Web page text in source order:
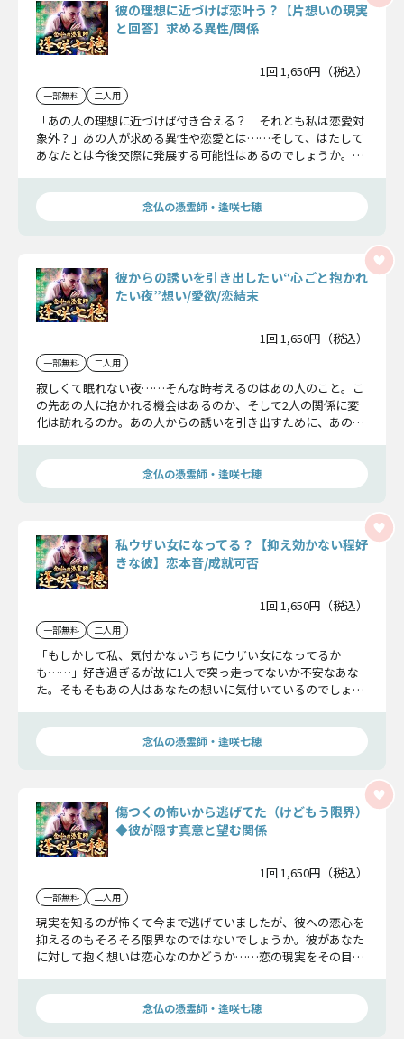
彼の理想に近づけば恋叶う？【片想いの現実
と回答】求める異性/関係
1回 1,650円（税込）
一部無料 二人用
「あの人の理想に近づけば付き合える？ それとも私は恋愛対
象外？」あの人が求める異性や恋愛とは……そして、はたして
あなたとは今後交際に発展する可能性はあるのでしょうか。恋
念仏の憑霊師・逢咲七穂
彼からの誘いを引き出したい“心ごと抱かれ
たい夜”想い/愛欲/恋結末
1回 1,650円（税込）
一部無料 二人用
寂しくて眠れない夜……そんな時考えるのはあの人のこと。こ
の先あの人に抱かれる機会はあるのか、そして2人の関係に変
化は訪れるのか。あの人からの誘いを引き出すために、あの人
念仏の憑霊師・逢咲七穂
私ウザい女になってる？【抑え効かない程好
きな彼】恋本音/成就可否
1回 1,650円（税込）
一部無料 二人用
「もしかして私、気付かないうちにウザい女になってるか
も……」好き過ぎるが故に1人で突っ走ってないか不安なあな
た。そもそもあの人はあなたの想いに気付いているのでしょう
念仏の憑霊師・逢咲七穂
傷つくの怖いから逃げてた（けどもう限界）
◆彼が隠す真意と望む関係
1回 1,650円（税込）
一部無料 二人用
現実を知るのが怖くて今まで逃げていましたが、彼への恋心を
抑えるのもそろそろ限界なのではないでしょうか。彼があなた
に対して抱く想いは恋心なのかどうか……恋の現実をその目で
念仏の憑霊師・逢咲七穂